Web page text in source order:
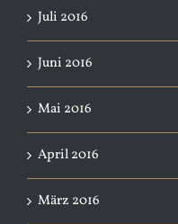
Juli 2016
Juni 2016
Mai 2016
April 2016
März 2016